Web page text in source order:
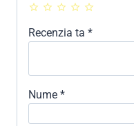
Recenzia ta *
Nume *